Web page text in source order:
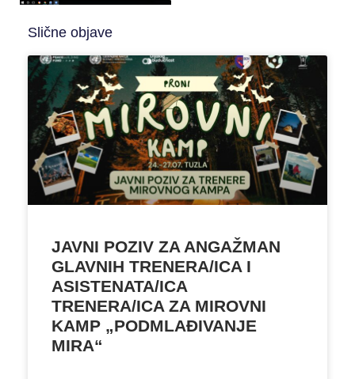
Slične objave
JAVNI POZIV ZA ANGAŽMAN
GLAVNIH TRENERA/ICA I
ASISTENATA/ICA
TRENERA/ICA ZA MIROVNI
KAMP „PODMLAĐIVANJE
MIRA“